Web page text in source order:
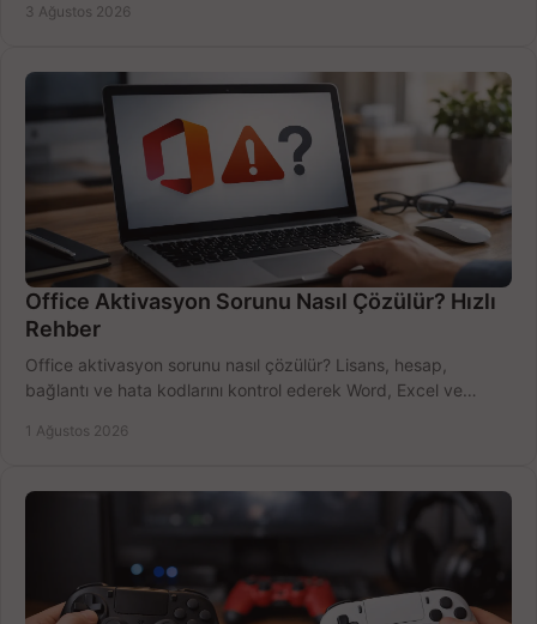
3 Ağustos 2026
Office Aktivasyon Sorunu Nasıl Çözülür? Hızlı
Rehber
Office aktivasyon sorunu nasıl çözülür? Lisans, hesap,
bağlantı ve hata kodlarını kontrol ederek Word, Excel ve
1 Ağustos 2026